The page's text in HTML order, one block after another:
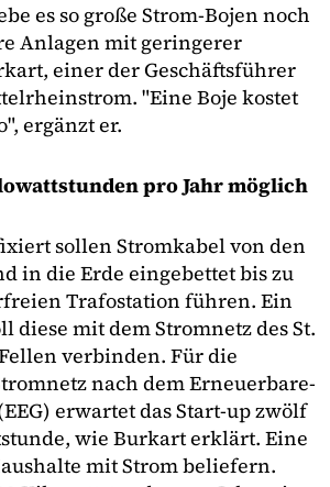
es so große Strom-Bojen noch
Anlagen mit geringerer
einer der Geschäftsführer
"Eine Boje kostet
ergänzt er.
pro Jahr möglich
sollen Stromkabel von den
in die Erde eingebettet bis zu
Trafostation führen. Ein
diese mit dem Stromnetz des St.
verbinden. Für die
nach dem Erneuerbare-
erwartet das Start-up zwölf
wie Burkart erklärt. Eine
mit Strom beliefern.